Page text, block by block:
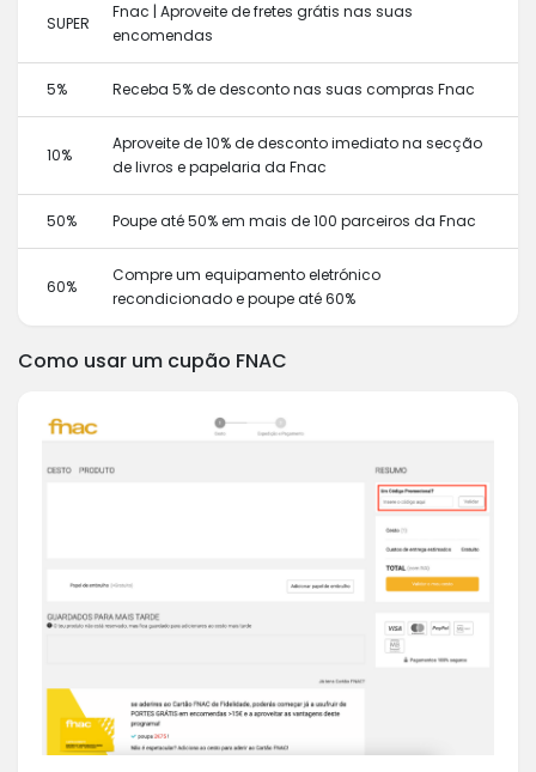
SUPER
Fnac | Aproveite de fretes grátis nas suas
encomendas
5% Receba 5% de desconto nas suas compras Fnac
10%
Aproveite de 10% de desconto imediato na secção
de livros e papelaria da Fnac
50% Poupe até 50% em mais de 100 parceiros da Fnac
60%
Compre um equipamento eletrónico
recondicionado e poupe até 60%
Como usar um cupão FNAC